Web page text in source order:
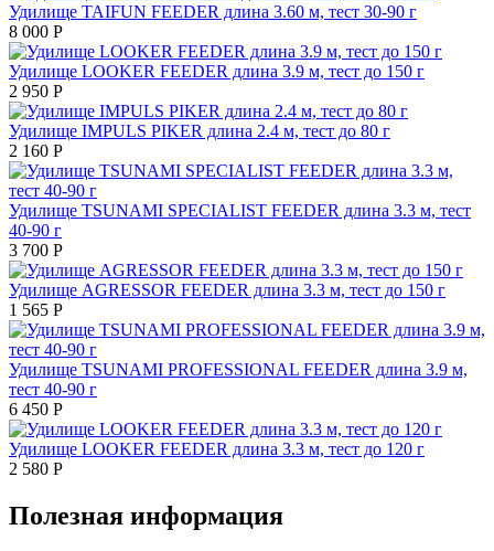
Удилище TAIFUN FEEDER длина 3.60 м, тест 30-90 г
8 000 Р
Удилище LOOKER FEEDER длина 3.9 м, тест до 150 г
2 950 Р
Удилище IMPULS PIKER длина 2.4 м, тест до 80 г
2 160 Р
Удилище TSUNAMI SPECIALIST FEEDER длина 3.3 м, тест
40-90 г
3 700 Р
Удилище AGRESSOR FEEDER длина 3.3 м, тест до 150 г
1 565 Р
Удилище TSUNAMI PROFESSIONAL FEEDER длина 3.9 м,
тест 40-90 г
6 450 Р
Удилище LOOKER FEEDER длина 3.3 м, тест до 120 г
2 580 Р
Полезная информация